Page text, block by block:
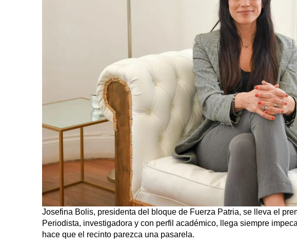
Josefina Bolis, presidenta del bloque de Fuerza Patria, se lleva el
Periodista, investigadora y con perfil académico, llega siempre
hace que el recinto parezca una pasarela.